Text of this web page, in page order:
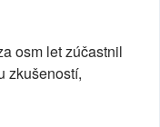
osm let zúčastnil
zkušeností,